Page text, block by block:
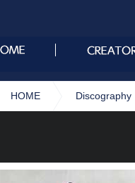
HOME Discography